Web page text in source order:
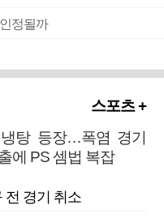
정될까
스포츠 +
탕 등장…폭염 경기
에 PS 셈법 복잡
경기 취소